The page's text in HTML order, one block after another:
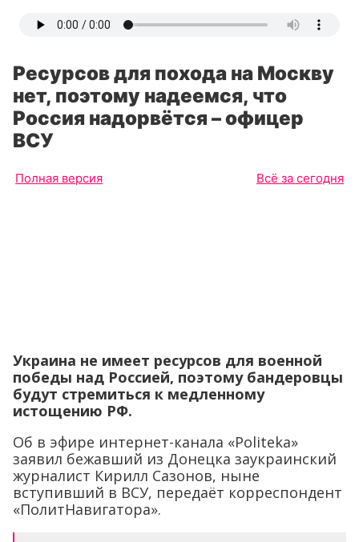
Ресурсов для похода на Москву
нет, поэтому надеемся, что
Россия надорвётся – офицер
ВСУ
Полная версия Всё за сегодня
Украина не имеет ресурсов для военной
победы над Россией, поэтому бандеровцы
будут стремиться к медленному
истощению РФ.
Об в эфире интернет-канала «Politeka»
заявил бежавший из Донецка заукраинский
журналист Кирилл Сазонов, ныне
вступивший в ВСУ, передаёт корреспондент
«ПолитНавигатора».